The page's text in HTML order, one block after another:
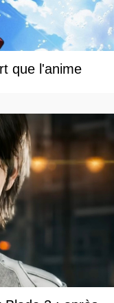
que l'anime